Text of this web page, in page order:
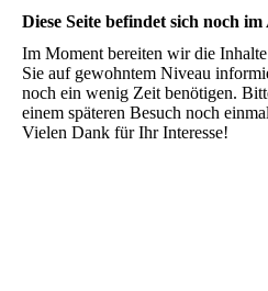
Diese Seite befindet sich noch
Im Moment bereiten wir die
Sie auf gewohntem Niveau
noch ein wenig Zeit benötigen.
einem späteren Besuch noch
Vielen Dank für Ihr Interesse!